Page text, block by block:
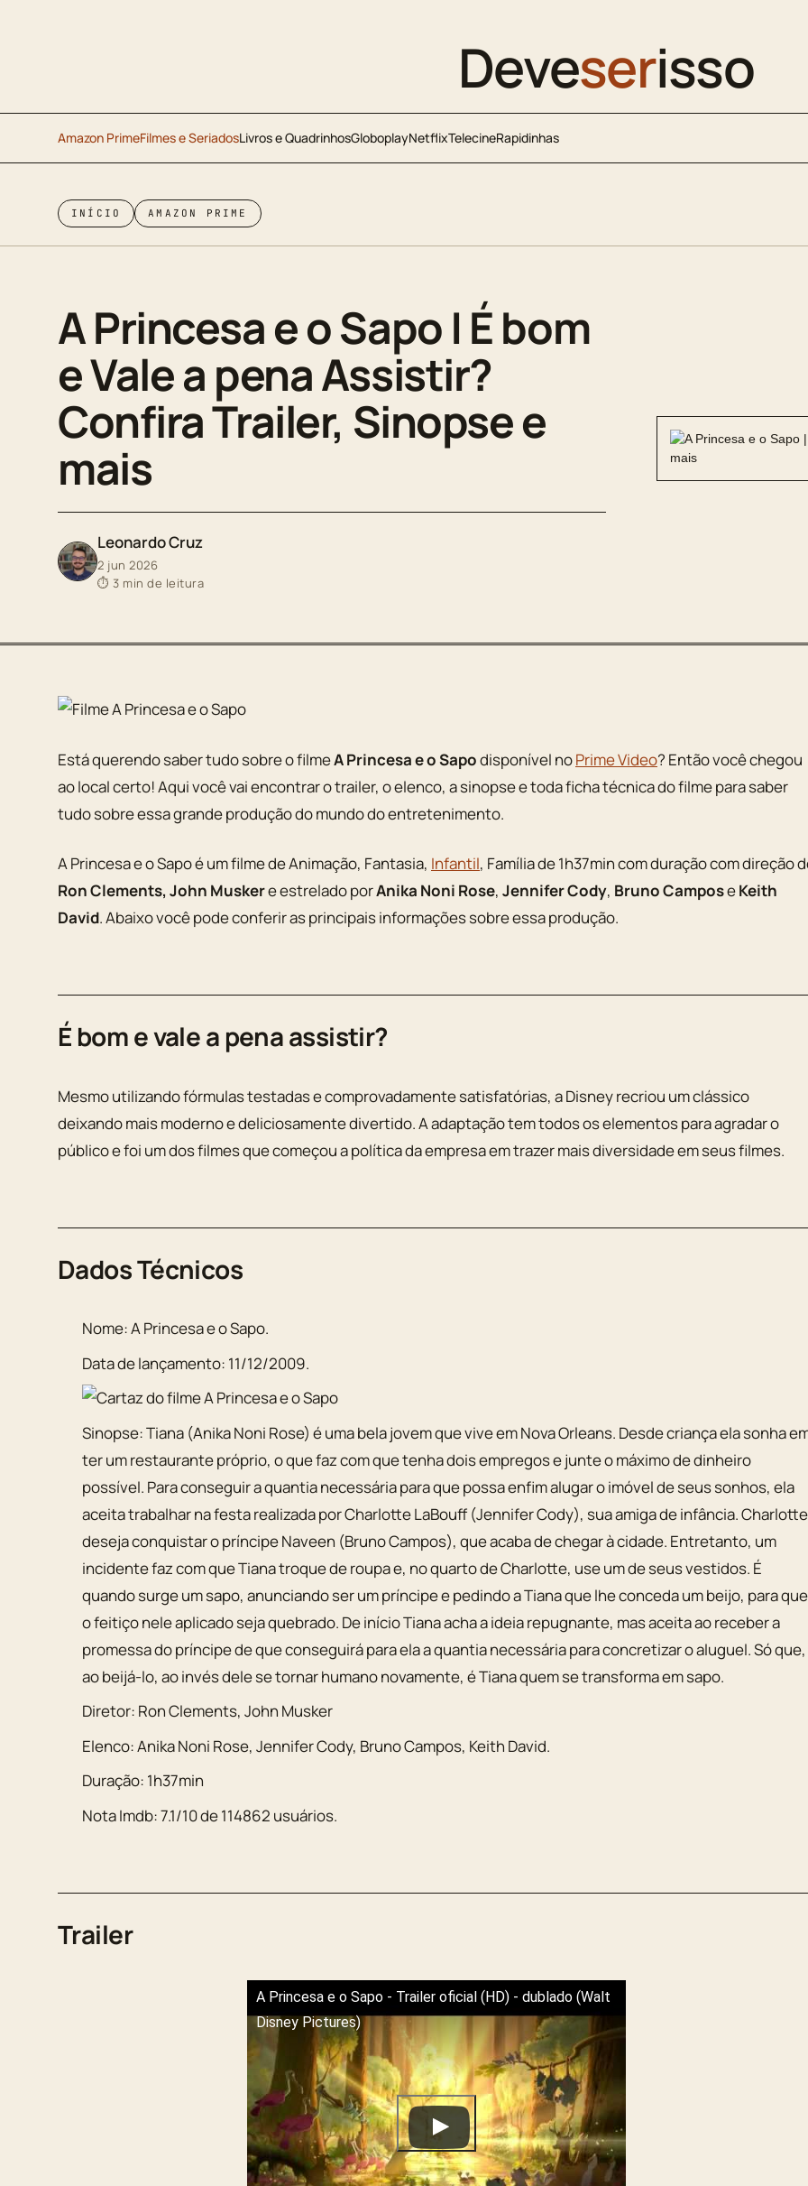
Deveserisso
Amazon PrimeFilmes e SeriadosLivros e QuadrinhosGloboplayNetflixTelecineRapidinhas
INÍCIO AMAZON PRIME
A Princesa e o Sapo | É bom
e Vale a pena Assistir?
Confira Trailer, Sinopse e
mais
Leonardo Cruz
2 jun 2026
⏱ 3 min de leitura
Está querendo saber tudo sobre o filmeA Princesa e o Sapodisponível noPrime Video? Então você chegou
ao local certo! Aqui você vai encontrar o trailer, o elenco, a sinopse e toda ficha técnica do filme para saber
tudo sobre essa grande produção do mundo do entretenimento.
A Princesa e o Sapo é um filme de Animação, Fantasia, Infantil, Família de 1h37min com duração com direção
Ron Clements, John Muskere estrelado porAnika Noni Rose, Jennifer Cody, Bruno CamposeKeith
David. Abaixo você pode conferir as principais informações sobre essa produção.
É bom e vale a pena assistir?
Mesmo utilizando fórmulas testadas e comprovadamente satisfatórias, a Disney recriou um clássico
deixando mais moderno e deliciosamente divertido. A adaptação tem todos os elementos para agradar o
público e foi um dos filmes que começou a política da empresa em trazer mais diversidade em seus filmes.
Dados Técnicos
Nome:A Princesa e o Sapo.
Data de lançamento: 11/12/2009.
Sinopse:Tiana (Anika Noni Rose) é uma bela jovem que vive em Nova Orleans. Desde criança ela sonha
ter um restaurante próprio, o que faz com que tenha dois empregos e junte o máximo de dinheiro
possível. Para conseguir a quantia necessária para que possa enfim alugar o imóvel de seus sonhos, ela
aceita trabalhar na festa realizada por Charlotte LaBouff (Jennifer Cody), sua amiga de infância. Charlotte
deseja conquistar o príncipe Naveen (Bruno Campos), que acaba de chegar à cidade. Entretanto, um
incidente faz com que Tiana troque de roupa e, no quarto de Charlotte, use um de seus vestidos. É
quando surge um sapo, anunciando ser um príncipe e pedindo a Tiana que lhe conceda um beijo, para que
o feitiço nele aplicado seja quebrado. De início Tiana acha a ideia repugnante, mas aceita ao receber a
promessa do príncipe de que conseguirá para ela a quantia necessária para concretizar o aluguel. Só que,
ao beijá-lo, ao invés dele se tornar humano novamente, é Tiana quem se transforma em sapo.
Diretor: Ron Clements, John Musker
Elenco:Anika Noni Rose,Jennifer Cody, Bruno Campos, Keith David.
Duração: 1h37min
Nota Imdb:7.1/10de114862 usuários.
Trailer
A Princesa e o Sapo - Trailer oficial (HD) - dublado (Walt
Disney Pictures)